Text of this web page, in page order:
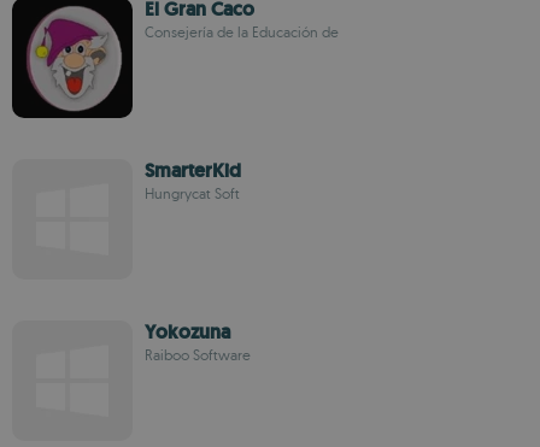
El Gran Caco
Consejería de la Educación de
SmarterKid
Hungrycat Soft
Yokozuna
Raiboo Software